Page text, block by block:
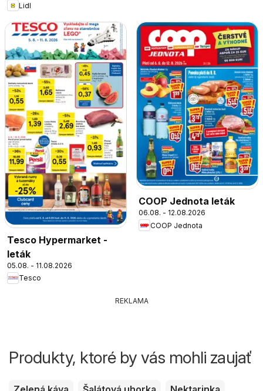
Lidl
Tesco Hypermarket -
leták
05.08. - 11.08.2026
Tesco
COOP Jednota leták
06.08. - 12.08.2026
COOP Jednota
REKLAMA
Produkty, ktoré by vás mohli zaujať